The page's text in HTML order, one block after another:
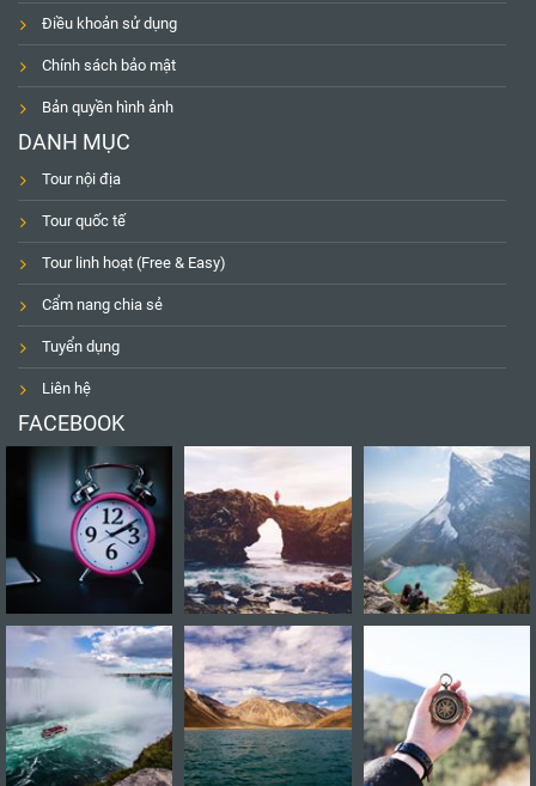
Điều khoản sử dụng
Chính sách bảo mật
Bản quyền hình ảnh
DANH MỤC
Tour nội địa
Tour quốc tế
Tour linh hoạt (Free & Easy)
Cẩm nang chia sẻ
Tuyển dụng
Liên hệ
FACEBOOK